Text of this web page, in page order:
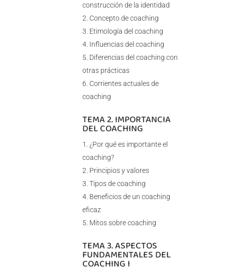
construcción de la identidad
Concepto de coaching
Etimología del coaching
Influencias del coaching
Diferencias del coaching con
otras prácticas
Corrientes actuales de
coaching
TEMA 2. IMPORTANCIA
DEL COACHING
¿Por qué es importante el
coaching?
Principios y valores
Tipos de coaching
Beneficios de un coaching
eficaz
Mitos sobre coaching
TEMA 3. ASPECTOS
FUNDAMENTALES DEL
COACHING I